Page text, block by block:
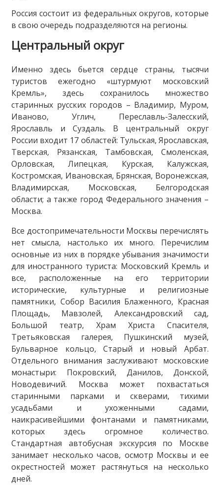
Россия состоит из федеральных округов, которые
в свою очередь подразделяются на регионы.
Центральный округ
Именно здесь бьется сердце страны, тысячи
туристов ежегодно «штурмуют московский
Кремль», здесь сохранилось множество
старинных русских городов – Владимир, Муром,
Иваново, Углич, Переславль-Залесский,
Ярославль и Суздаль. В центральный округ
России входит 17 областей: Тульская, Ярославская,
Тверская, Рязанская, Тамбовская, Смоленская,
Орловская, Липецкая, Курская, Калужская,
Костромская, Ивановская, Брянская, Воронежская,
Владимирская, Московская, Белгородская
области; а также город Федерального значения –
Москва.
Все достопримечательности Москвы перечислять
нет смысла, настолько их много. Перечислим
основные из них в порядке убывания значимости
для иностранного туриста: Московский Кремль и
все, расположенные на его территории
исторические, культурные и религиозные
памятники, Собор Василия Блаженного, Красная
Площадь, Мавзолей, Александровский сад,
Большой театр, Храм Христа Спасителя,
Третьяковская галерея, Пушкинский музей,
Бульварное кольцо, Старый и новый Арбат.
Отдельного внимания заслуживают московские
монастыри: Покровский, Данилов, Донской,
Новодевичий. Москва может похвастаться
старинными парками и скверами, тихими
усадьбами и ухоженными садами,
наикрасивейшими фонтанами и памятниками,
которых здесь огромное количество.
Стандартная автобусная экскурсия по Москве
занимает несколько часов, осмотр Москвы и ее
окрестностей может растянуться на несколько
дней.